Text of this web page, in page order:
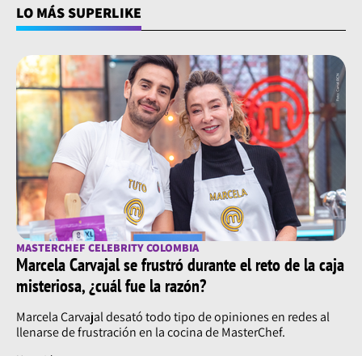
LO MÁS SUPERLIKE
MASTERCHEF CELEBRITY COLOMBIA
Marcela Carvajal se frustró durante el reto de la caja
misteriosa, ¿cuál fue la razón?
Marcela Carvajal desató todo tipo de opiniones en redes al
llenarse de frustración en la cocina de MasterChef.